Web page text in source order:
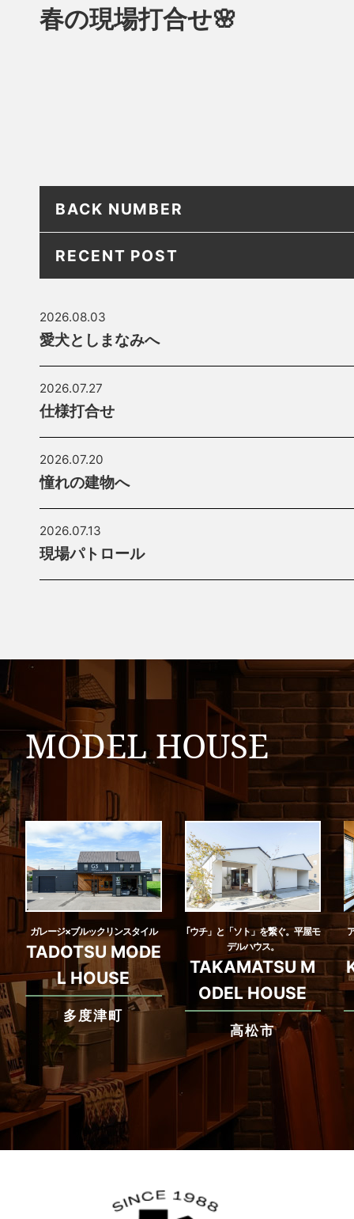
春の現場打合せ🌸
BACK NUMBER
RECENT POST
2026.08.03
愛犬としまなみへ
2026.07.27
仕様打合せ
2026.07.20
憧れの建物へ
2026.07.13
現場パトロール
MODEL HOUSE
ガレージ×ブルックリンスタイル
TADOTSU MODE
L HOUSE
多度津町
｢ウチ」と「ソト」を繋ぐ。平屋モ
デルハウス。
TAKAMATSU M
ODEL HOUSE
高松市